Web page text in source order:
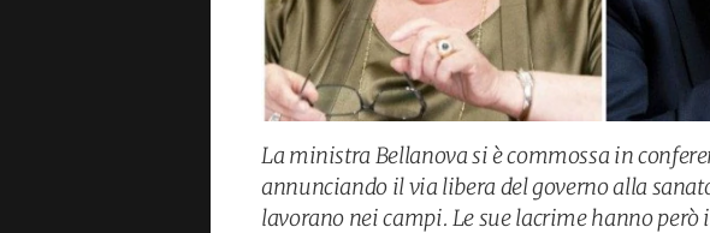
La ministra Bellanova si è commossa in
annunciando il via libera del governo alla
lavorano nei campi. Le sue lacrime hanno